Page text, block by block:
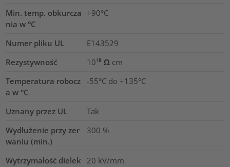
Min. temp. obkurcza
nia w °C
+90°C
Numer pliku UL
E143529
Rezystywność
10¹⁶ Ω cm
Temperatura robocz
a w °C
-55°C do +135°C
Uznany przez UL
Tak
Wydłużenie przy zer
waniu (min.)
300 %
Wytrzymałość dielek
20 kV/mm